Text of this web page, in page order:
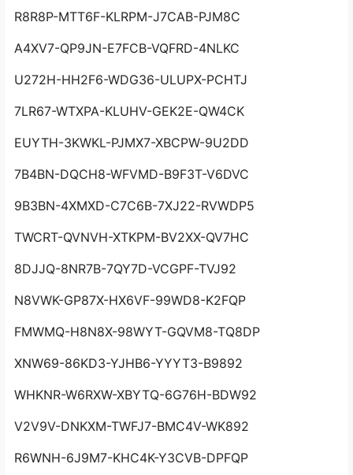
R8R8P-MTT6F-KLRPM-J7CAB-PJM8C
A4XV7-QP9JN-E7FCB-VQFRD-4NLKC
U272H-HH2F6-WDG36-ULUPX-PCHTJ
7LR67-WTXPA-KLUHV-GEK2E-QW4CK
EUYTH-3KWKL-PJMX7-XBCPW-9U2DD
7B4BN-DQCH8-WFVMD-B9F3T-V6DVC
9B3BN-4XMXD-C7C6B-7XJ22-RVWDP5
TWCRT-QVNVH-XTKPM-BV2XX-QV7HC
8DJJQ-8NR7B-7QY7D-VCGPF-TVJ92
N8VWK-GP87X-HX6VF-99WD8-K2FQP
FMWMQ-H8N8X-98WYT-GQVM8-TQ8DP
XNW69-86KD3-YJHB6-YYYT3-B9892
WHKNR-W6RXW-XBYTQ-6G76H-BDW92
V2V9V-DNKXM-TWFJ7-BMC4V-WK892
R6WNH-6J9M7-KHC4K-Y3CVB-DPFQP